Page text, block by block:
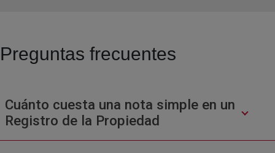
Preguntas frecuentes
Cuánto cuesta una nota simple en un
Registro de la Propiedad